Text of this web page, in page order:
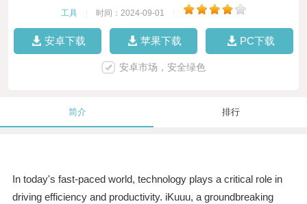
工具 时间：2024-09-01
安卓下载 苹果下载 PC下载
安卓市场，安全绿色
简介 排行
In today's fast-paced world, technology plays a critical role in
driving efficiency and productivity. iKuuu, a groundbreaking